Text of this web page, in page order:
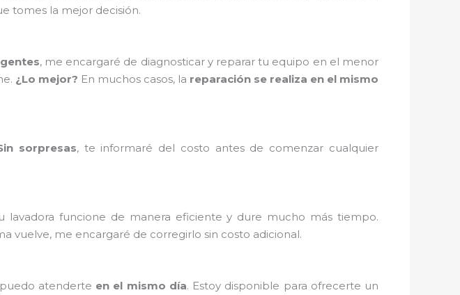
tomes la mejor decisión.
, me encargaré de diagnosticar y reparar tu equipo en el menor
¿Lo mejor? En muchos casos, la reparación se realiza en el mismo
sorpresas, te informaré del costo antes de comenzar cualquier
lavadora funcione de manera eficiente y dure mucho más tiempo.
vuelve, me encargaré de corregirlo sin costo adicional.
atenderte en el mismo día. Estoy disponible para ofrecerte un